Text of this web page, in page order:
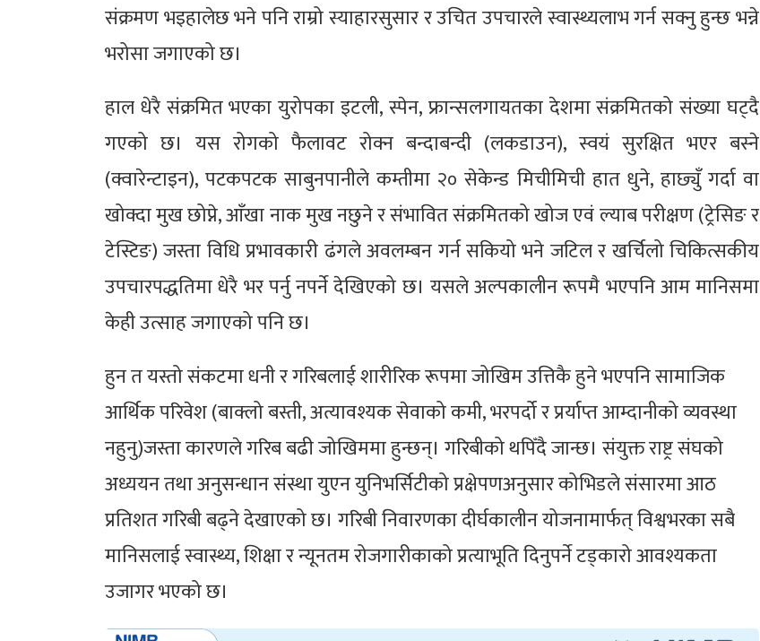
संक्रमण भइहालेछ भने पनि राम्रो स्याहारसुसार र उचित उपचारले स्वास्थ्यलाभ गर्न सक्नु हुन्छ भन्ने
भरोसा जगाएको छ।
हाल धेरै संक्रमित भएका युरोपका इटली, स्पेन, फ्रान्सलगायतका देशमा संक्रमितको संख्या घट्दै
गएको छ। यस रोगको फैलावट रोक्न बन्दाबन्दी (लकडाउन), स्वयं सुरक्षित भएर बस्ने
(क्वारेन्टाइन), पटकपटक साबुनपानीले कम्तीमा २० सेकेन्ड मिचीमिची हात धुने, हाछ्युँ गर्दा वा
खोक्दा मुख छोप्ने, आँखा नाक मुख नछुने र संभावित संक्रमितको खोज एवं ल्याब परीक्षण (ट्रेसिङ र
टेस्टिङ) जस्ता विधि प्रभावकारी ढंगले अवलम्बन गर्न सकियो भने जटिल र खर्चिलो चिकित्सकीय
उपचारपद्धतिमा धेरै भर पर्नु नपर्ने देखिएको छ। यसले अल्पकालीन रूपमै भएपनि आम मानिसमा
केही उत्साह जगाएको पनि छ।
हुन त यस्तो संकटमा धनी र गरिबलाई शारीरिक रूपमा जोखिम उत्तिकै हुने भएपनि सामाजिक
आर्थिक परिवेश (बाक्लो बस्ती, अत्यावश्यक सेवाको कमी, भरपर्दो र प्रर्याप्त आम्दानीको व्यवस्था
नहुनु)जस्ता कारणले गरिब बढी जोखिममा हुन्छन्। गरिबीको थपिँदै जान्छ। संयुक्त राष्ट्र संघको
अध्ययन तथा अनुसन्धान संस्था युएन युनिभर्सिटीको प्रक्षेपणअनुसार कोभिडले संसारमा आठ
प्रतिशत गरिबी बढ्ने देखाएको छ। गरिबी निवारणका दीर्घकालीन योजनामार्फत् विश्वभरका सबै
मानिसलाई स्वास्थ्य, शिक्षा र न्यूनतम रोजगारीकाको प्रत्याभूति दिनुपर्ने टड्कारो आवश्यकता
उजागर भएको छ।